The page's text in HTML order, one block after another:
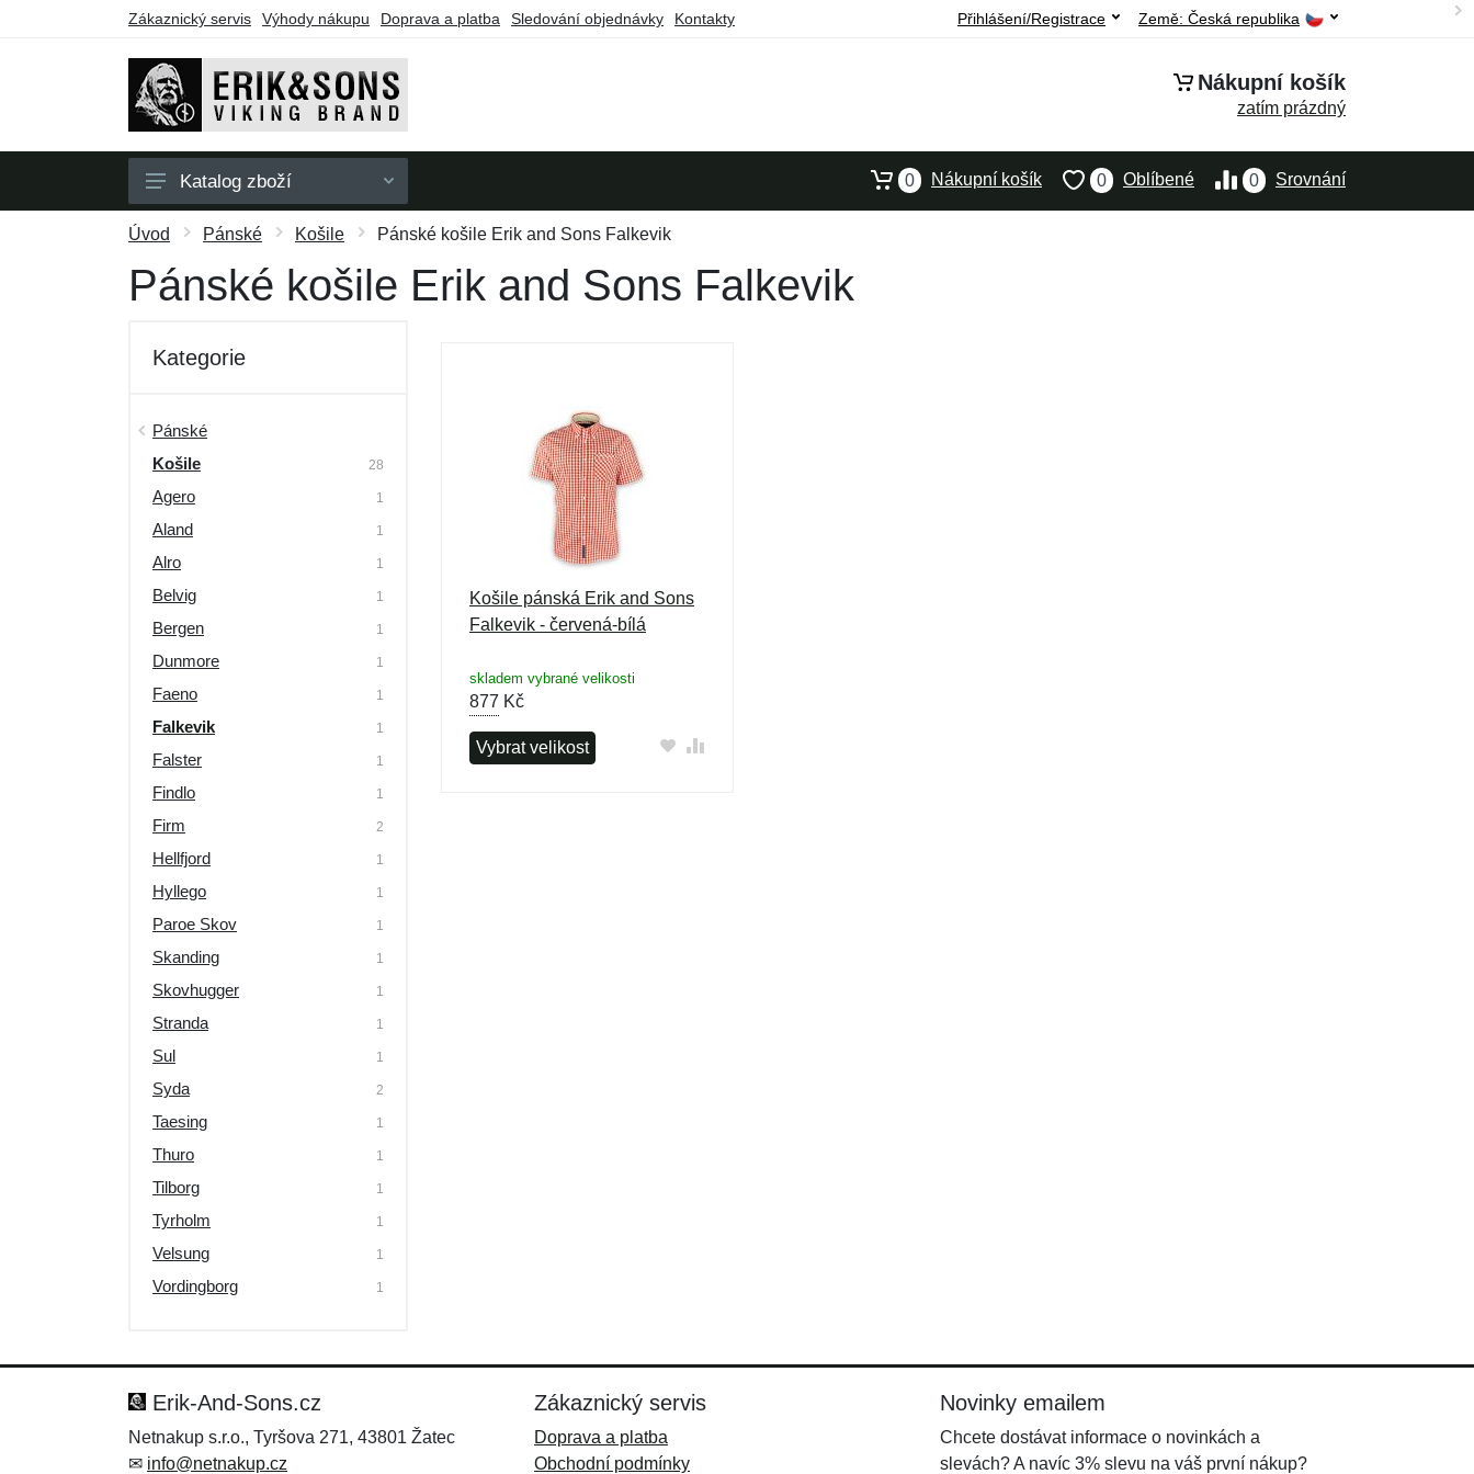
Zákaznický servis Výhody nákupu Doprava a platba Sledování objednávky Kontakty Země: Česká republika
Přihlášení/Registrace
Nákupní košík
zatím prázdný
Pánské
Dámské
Dárkové poukazy
Katalog zboží 0 Srovnání
0 Oblíbené
0 Nákupní košík
Úvod Pánské Košile Pánské košile Erik and Sons Falkevik
Pánské košile Erik and Sons Falkevik
Kategorie
Pánské
Košile
28
Agero 1
Aland 1
Alro 1
Belvig 1
Bergen 1
Dunmore 1
Faeno 1
Falkevik 1
Falster 1
Findlo 1
Firm 2
Hellfjord 1
Hyllego 1
Paroe Skov 1
Skanding 1
Skovhugger 1
Stranda 1
Sul 1
Syda 2
Taesing 1
Thuro 1
Tilborg 1
Tyrholm 1
Velsung 1
Vordingborg 1
Košile pánská Erik and Sons
Falkevik - červená-bílá
skladem vybrané velikosti
877 Kč
Vybrat velikost
Erik-And-Sons.cz
Netnakup s.r.o., Tyršova 271, 43801 Žatec
✉ info@netnakup.cz
Zákaznický servis
Doprava a platba
Obchodní podmínky
Novinky emailem
Chcete dostávat informace o novinkách a
slevách? A navíc 3% slevu na váš první nákup?